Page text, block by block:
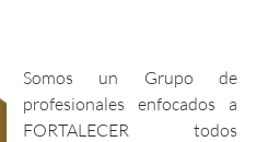
Somos un Grupo de
profesionales enfocados a
FORTALECER todos